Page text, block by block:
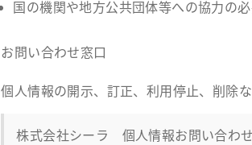
国の機関や地方公共団体等への協力の
お問い合わせ窓口
個人情報の開示、訂正、利用停止、削除
株式会社シーラ 個人情報お問い合わ